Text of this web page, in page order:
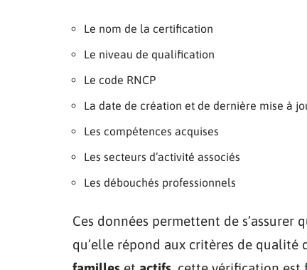
Le nom de la certification
Le niveau de qualification
Le code RNCP
La date de création et de dernière mise à
Les compétences acquises
Les secteurs d’activité associés
Les débouchés professionnels
Ces données permettent de
qu’elle répond aux critères de qualité